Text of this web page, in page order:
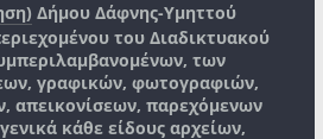
Δήμου Δάφνης-Υμηττού
του Διαδικτυακού
των
γραφικών, φωτογραφιών,
απεικονίσεων, παρεχόμενων
κάθε είδους αρχείων,